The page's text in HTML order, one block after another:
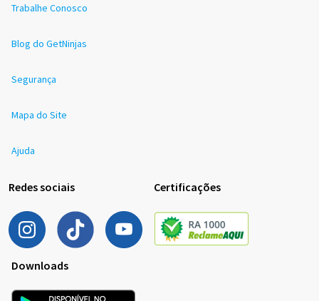
Trabalhe Conosco
Blog do GetNinjas
Segurança
Mapa do Site
Ajuda
Redes sociais Certificações
Downloads